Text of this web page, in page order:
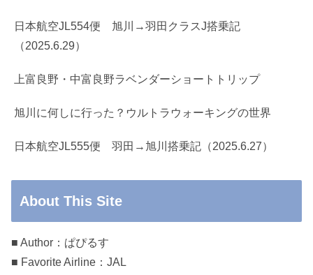
日本航空JL554便 旭川→羽田クラスJ搭乗記
（2025.6.29）
上富良野・中富良野ラベンダーショートトリップ
旭川に何しに行った？ウルトラウォーキングの世界
日本航空JL555便 羽田→旭川搭乗記（2025.6.27）
About This Site
■ Author：ぱぴるす
■ Favorite Airline：JAL